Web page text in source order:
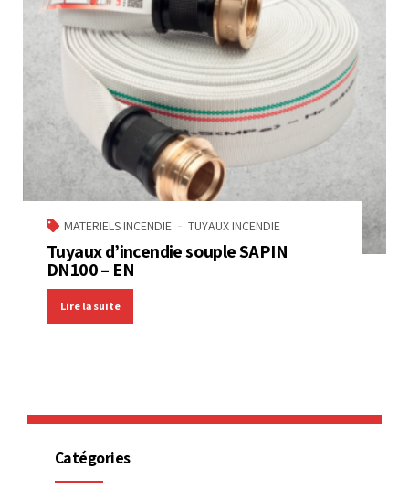
MATERIELS INCENDIE TUYAUX INCENDIE
Tuyaux d’incendie souple SAPIN
DN100 – EN
Lire la suite
Catégories